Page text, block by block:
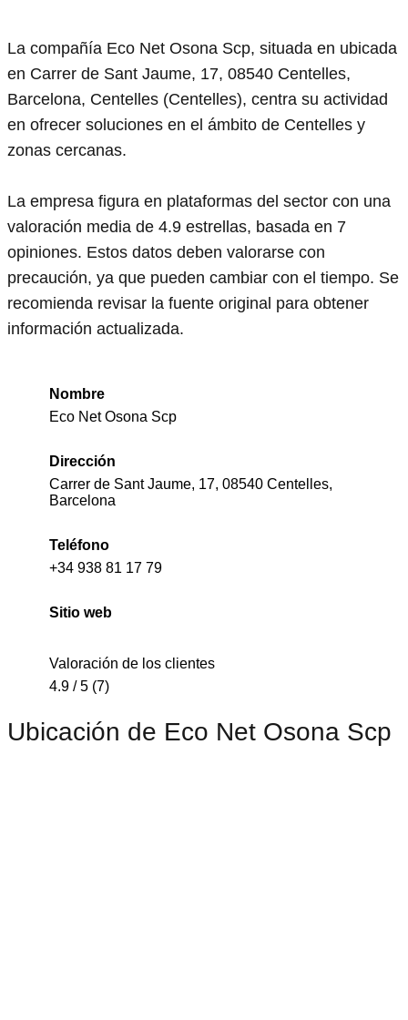
La compañía Eco Net Osona Scp, situada en ubicada
en Carrer de Sant Jaume, 17, 08540 Centelles,
Barcelona, Centelles (Centelles), centra su actividad
en ofrecer soluciones en el ámbito de Centelles y
zonas cercanas.
La empresa figura en plataformas del sector con una
valoración media de 4.9 estrellas, basada en 7
opiniones. Estos datos deben valorarse con
precaución, ya que pueden cambiar con el tiempo. Se
recomienda revisar la fuente original para obtener
información actualizada.
Nombre
Eco Net Osona Scp
Dirección
Carrer de Sant Jaume, 17, 08540 Centelles,
Barcelona
Teléfono
+34 938 81 17 79
Sitio web
Valoración de los clientes
4.9 / 5 (7)
Ubicación de Eco Net Osona Scp